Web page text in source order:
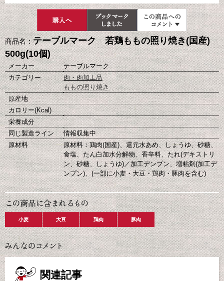
商品名：テーブルマーク 若鶏ももの照り焼き(国産)
500g(10個)
メーカー
テーブルマーク
カテゴリー
肉・肉加工品
ももの照り焼き
原産地
カロリー(Kcal)
栄養成分
同じ製造ライン
情報収集中
原材料
原材料：鶏肉(国産)、還元水あめ、しょうゆ、砂糖、
食塩、たん白加水分解物、香辛料、たれ(デキストリ
ン、砂糖、しょうゆ)／加工デンプン、増粘剤(加工デ
ンプン)、(一部に小麦・大豆・鶏肉・豚肉を含む)
小麦 大豆 鶏肉 豚肉
関連記事